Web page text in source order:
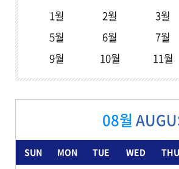
1월 2월 3월
5월
6월 7월
9월
10월 11월
08월
SUN MON TUE WED THU